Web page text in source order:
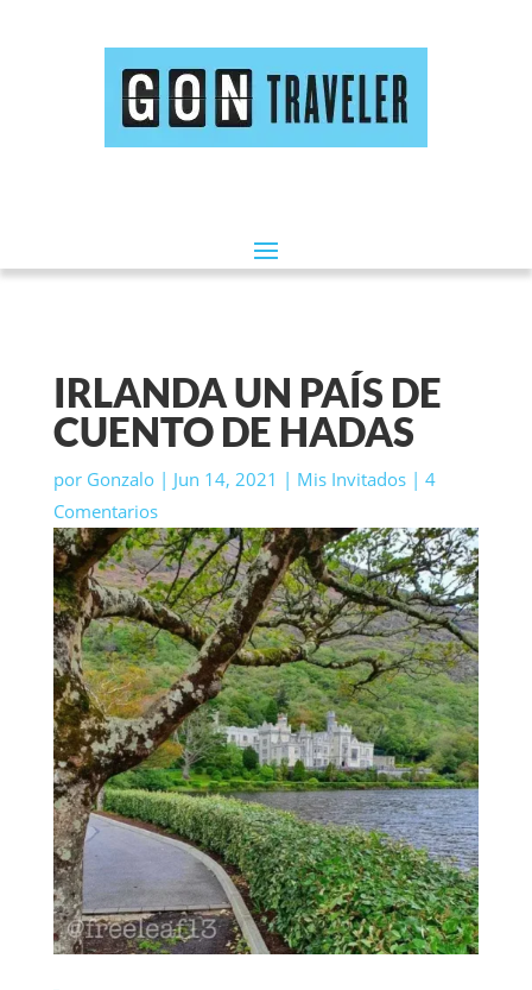
IRLANDA UN PAÍS DE
CUENTO DE HADAS
por Gonzalo| Jun 14, 2021 | Mis Invitados| 4
Comentarios